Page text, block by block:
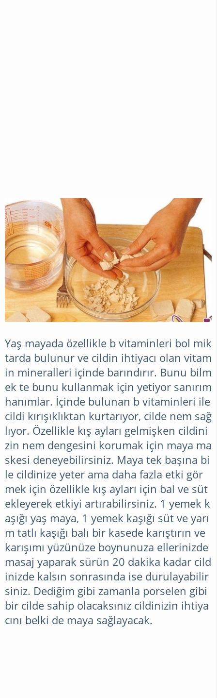
Yaş mayada özellikle b vitaminleri bol mik
tarda bulunur ve cildin ihtiyacı olan vitam
in mineralleri içinde barındırır. Bunu bilm
ek te bunu kullanmak için yetiyor sanırım
hanımlar. İçinde bulunan b vitaminleri ile
cildi kırışıklıktan kurtarıyor, cilde nem sağ
lıyor. Özellikle kış ayları gelmişken cildini
zin nem dengesini korumak için maya ma
skesi deneyebilirsiniz. Maya tek başına bi
le cildinize yeter ama daha fazla etki gör
mek için özellikle kış ayları için bal ve süt
ekleyerek etkiyi artırabilirsiniz. 1 yemek k
aşığı yaş maya, 1 yemek kaşığı süt ve yarı
m tatlı kaşığı balı bir kasede karıştırın ve
karışımı yüzünüze boynunuza ellerinizde
masaj yaparak sürün 20 dakika kadar cild
inizde kalsın sonrasında ise durulayabilir
siniz. Dediğim gibi zamanla porselen gibi
bir cilde sahip olacaksınız cildinizin ihtiya
cını belki de maya sağlayacak.